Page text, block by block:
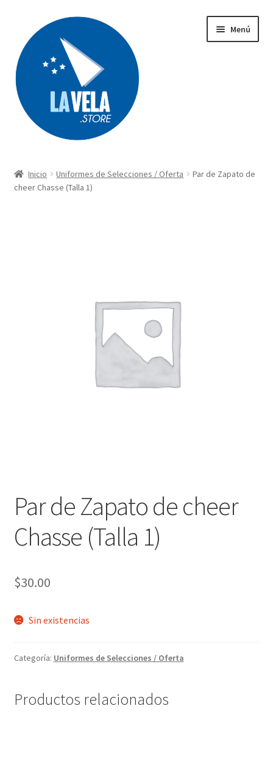
la
navegación
contenido
Menú
Acerca de Lavela
Inicio Uniformes de Selecciones / Oferta
Par de Zapato de
cheer Chasse (Talla 1)
Par de Zapato de cheer
Chasse (Talla 1)
$30.00
Sin existencias
Categoría: Uniformes de Selecciones / Oferta
Productos relacionados